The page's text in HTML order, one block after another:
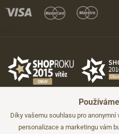
Díky vašemu souhlasu pro
personalizace a marketingu vám